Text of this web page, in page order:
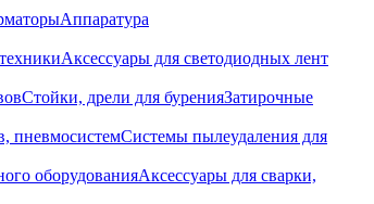
Аппаратура
Аксессуары для светодиодных лент
Стойки, дрели для буренияЗатирочные
пневмосистемСистемы пылеудаления для
оборудованияАксессуары для сварки,